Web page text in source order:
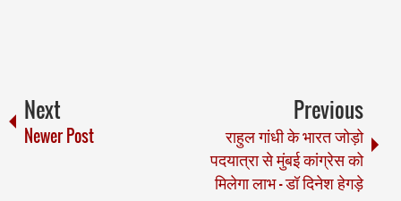
Next
Newer Post
Previous
राहुल गांधी के भारत जोड़ो
पदयात्रा से मुंबई कांग्रेस को
मिलेगा लाभ - डॉ दिनेश हेगड़े